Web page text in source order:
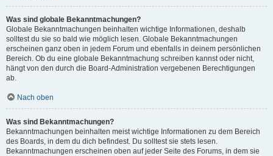
Was sind globale Bekanntmachungen?
Globale Bekanntmachungen beinhalten wichtige Informationen, deshalb
solltest du sie so bald wie möglich lesen. Globale Bekanntmachungen
erscheinen ganz oben in jedem Forum und ebenfalls in deinem persönlichen
Bereich. Ob du eine globale Bekanntmachung schreiben kannst oder nicht,
hängt von den durch die Board-Administration vergebenen Berechtigungen
ab.
Nach oben
Was sind Bekanntmachungen?
Bekanntmachungen beinhalten meist wichtige Informationen zu dem Bereich
des Boards, in dem du dich befindest. Du solltest sie stets lesen.
Bekanntmachungen erscheinen oben auf jeder Seite des Forums, in dem sie